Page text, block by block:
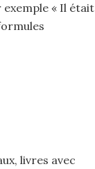
« Il était
livres avec